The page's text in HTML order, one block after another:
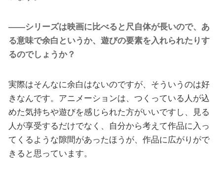
――シリーズは映画に比べると尺自体が長いので、あ
る意味で余白というか、遊びの要素を入れられたりす
るのでしょうか？
実際はそんなに余白はないのですが、そういうのは好
きなんです。アニメーションは、つくっている人が込
めた気持ちや遊びを感じられた方がいいですし、見る
人が享受するだけでなく、自分から考えて作品に入っ
てくるような隙間があったほうが、作品に広がりがで
きると思っています。